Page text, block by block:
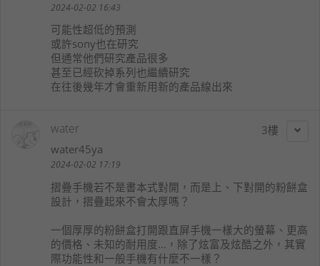
2024-02-02 16:43
可能性超低的預測
或許sony也在研究
但通常他們研究產品很多
甚至已經砍掉系列也繼續研究
在往後幾年才會重新用新的產品線出來
3
water
water45ya
2024-02-02 17:19
摺疊手機若不是書本式對開，而是上、下對開的粉餅盒
設計，摺疊起來不會太厚嗎？
一個厚厚的粉餅盒打開跟直屏手機一樣大的螢幕、更高
的價格、未知的耐用度…，除了炫富及炫酷之外，其實
際功能性和一般手機有什麼不一樣？